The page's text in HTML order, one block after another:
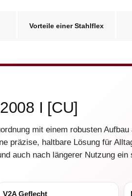
Vorteile einer Stahlflex
I [CU]
mit einem robusten Aufbau
präzise, haltbare Lösung für
auch nach längerer Nutzung ein
V2A Geflecht